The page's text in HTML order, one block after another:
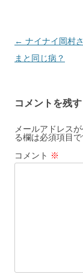
投
稿
ゲ
ー
シ
ョ
← ナイナイ岡村
まと同じ病？
コメントを残す
メールアドレス
る欄は必須項目
コメント ※